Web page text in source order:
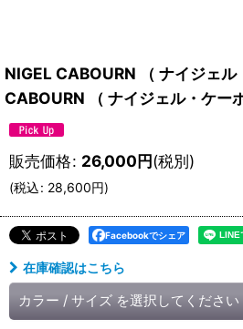
NIGEL CABOURN （ ナイジェ
CABOURN （ ナイジェル・ケ
販売価格: 26,000円(税別)
(税込: 28,600円)
Facebookでシェア
在庫確認はこちら
カラー / サイズ を選択してください